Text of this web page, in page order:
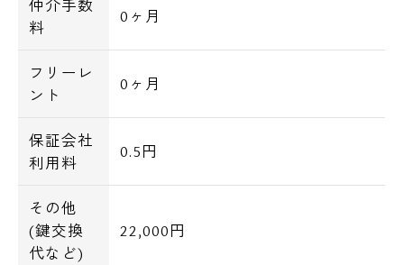
仲介手数
料
0ヶ月
フリーレ
ント
0ヶ月
保証会社
利用料
0.5円
その他
(鍵交換
代など)
22,000円